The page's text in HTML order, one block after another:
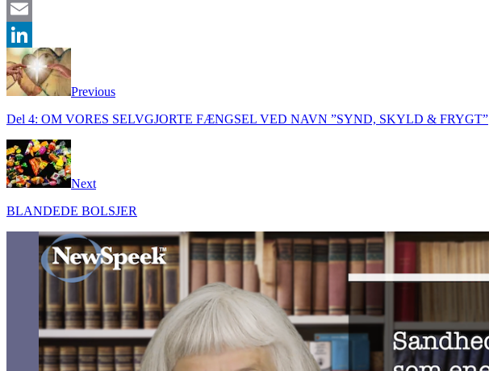
Twitter
Email
LinkedIn
Previous
Del 4: OM VORES SELVGJORTE FÆNGSEL VED NAVN ”SYND, SKYLD & FRYGT”
Next
BLANDEDE BOLSJER